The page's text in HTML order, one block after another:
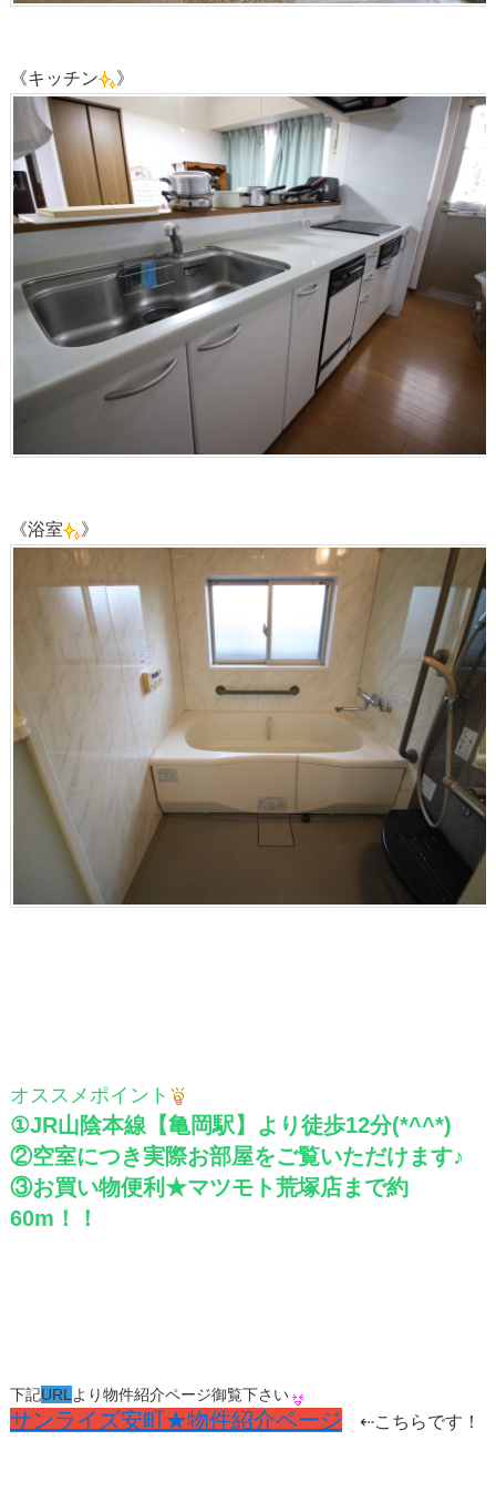
《キッチン 》
《浴室 》
オススメポイント
①JR山陰本線【亀岡駅】より徒歩12分(*^^*)
②空室につき実際お部屋をご覧いただけます♪
③お買い物便利★マツモト荒塚店まで約
60m！！
下記URLより物件紹介ページ御覧下さい
サンライズ安町★物件紹介ページ ⇠こちらです！